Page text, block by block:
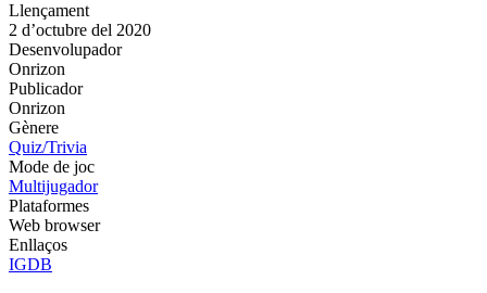
Llençament
2 d’octubre del 2020
Desenvolupador
Onrizon
Publicador
Onrizon
Gènere
Quiz/Trivia
Mode de joc
Multijugador
Plataformes
Web browser
Enllaços
IGDB